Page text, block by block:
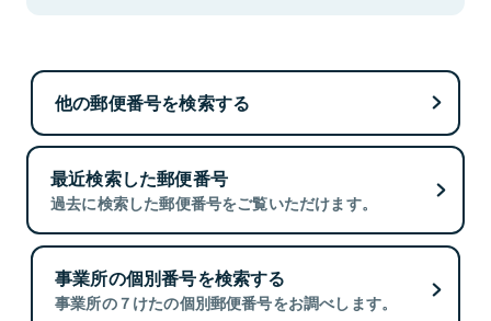
他の郵便番号を検索する
最近検索した郵便番号
過去に検索した郵便番号をご覧いただけます。
事業所の個別番号を検索する
事業所の７けたの個別郵便番号をお調べします。